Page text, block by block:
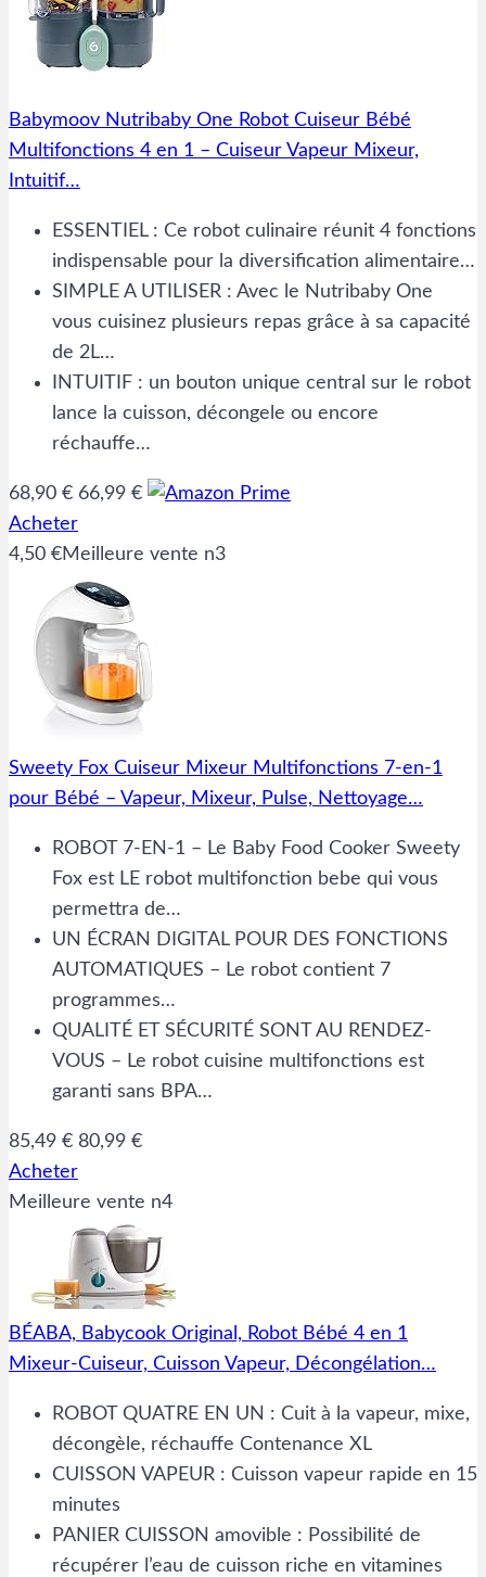
Babymoov Nutribaby One Robot Cuiseur Bébé
Multifonctions 4 en 1 – Cuiseur Vapeur Mixeur,
Intuitif…
ESSENTIEL : Ce robot culinaire réunit 4 fonctions
indispensable pour la diversification alimentaire…
SIMPLE A UTILISER : Avec le Nutribaby One
vous cuisinez plusieurs repas grâce à sa capacité
de 2L…
INTUITIF : un bouton unique central sur le robot
lance la cuisson, décongele ou encore
réchauffe…
68,90 € 66,99 €
Acheter
4,50 €Meilleure vente n3
Sweety Fox Cuiseur Mixeur Multifonctions 7-en-1
pour Bébé – Vapeur, Mixeur, Pulse, Nettoyage…
ROBOT 7-EN-1 – Le Baby Food Cooker Sweety
Fox est LE robot multifonction bebe qui vous
permettra de…
UN ÉCRAN DIGITAL POUR DES FONCTIONS
AUTOMATIQUES – Le robot contient 7
programmes…
QUALITÉ ET SÉCURITÉ SONT AU RENDEZ-
VOUS – Le robot cuisine multifonctions est
garanti sans BPA…
85,49 € 80,99 €
Acheter
Meilleure vente n4
BÉABA, Babycook Original, Robot Bébé 4 en 1
Mixeur-Cuiseur, Cuisson Vapeur, Décongélation…
ROBOT QUATRE EN UN : Cuit à la vapeur, mixe,
décongèle, réchauffe Contenance XL
CUISSON VAPEUR : Cuisson vapeur rapide en 15
minutes
PANIER CUISSON amovible : Possibilité de
récupérer l’eau de cuisson riche en vitamines